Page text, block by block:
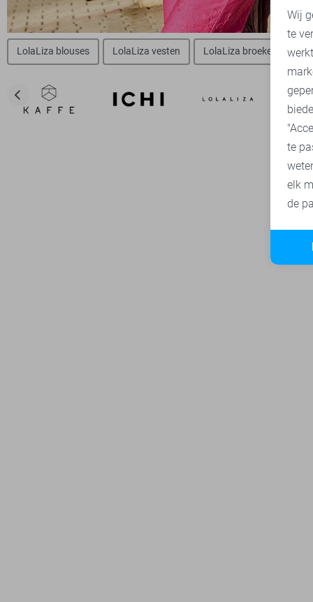
LolaLiza blouses LolaLiza vesten LolaLiza broeken
Wij
te
te
elk
de